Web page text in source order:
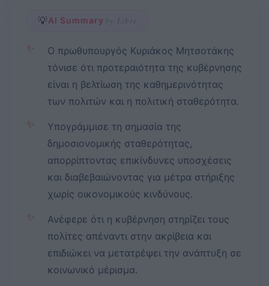
💡AI Summary by Libre
✨
Ο πρωθυπουργός Κυριάκος Μητσοτάκης
τόνισε ότι προτεραιότητα της κυβέρνησης
είναι η βελτίωση της καθημερινότητας
των πολιτών και η πολιτική σταθερότητα.
✨
Υπογράμμισε τη σημασία της
δημοσιονομικής σταθερότητας,
απορρίπτοντας επικίνδυνες υποσχέσεις
και διαβεβαιώνοντας για μέτρα στήριξης
χωρίς οικονομικούς κινδύνους.
✨
Ανέφερε ότι η κυβέρνηση στηρίζει τους
πολίτες απέναντι στην ακρίβεια και
επιδιώκει να μετατρέψει την ανάπτυξη σε
κοινωνικό μέρισμα.